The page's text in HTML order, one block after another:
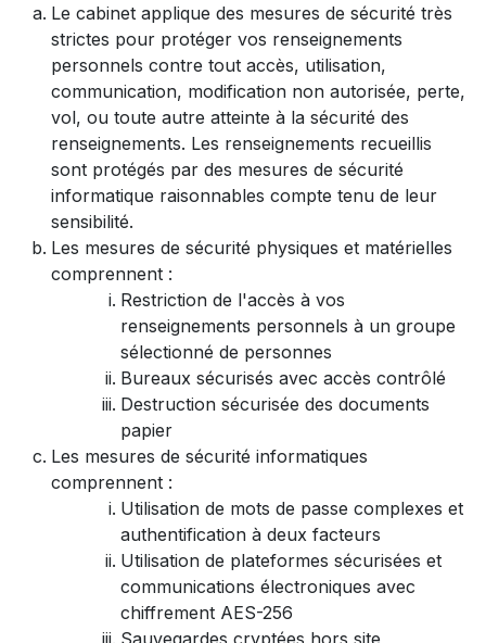
Le cabinet applique des mesures de sécurité très
strictes pour protéger vos renseignements
personnels contre tout accès, utilisation,
communication, modification non autorisée, perte,
vol, ou toute autre atteinte à la sécurité des
renseignements. Les renseignements recueillis
sont protégés par des mesures de sécurité
informatique raisonnables compte tenu de leur
sensibilité.
Les mesures de sécurité physiques et matérielles
comprennent :
Restriction de l'accès à vos
renseignements personnels à un groupe
sélectionné de personnes
Bureaux sécurisés avec accès contrôlé
Destruction sécurisée des documents
papier
Les mesures de sécurité informatiques
comprennent :
Utilisation de mots de passe complexes et
authentification à deux facteurs
Utilisation de plateformes sécurisées et
communications électroniques avec
chiffrement AES-256
Sauvegardes cryptées hors site